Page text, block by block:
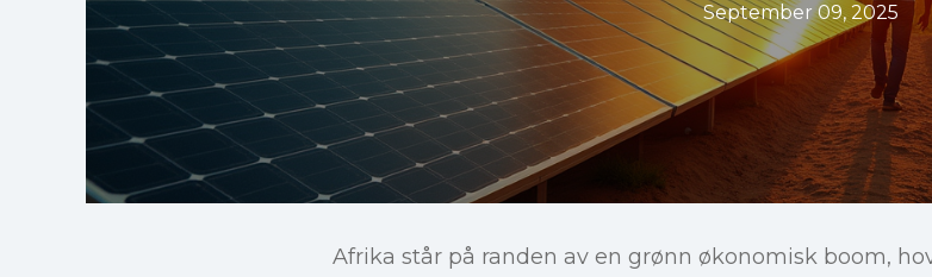
September 09, 2025
Afrika står på randen av en grønn økonomisk boom,